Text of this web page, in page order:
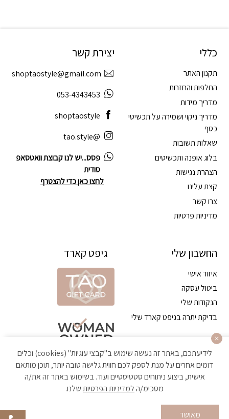
כללי
תקנון האתר
החלפות והחזרות
מדריך מידות
מדריך ניקוי ושמירה על תכשיטי
כסף
שאלות תשובות
בלוג אופנה ותכשיטים
הצהרת נגישות
קצת עלינו
צרו קשר
מדיניות פרטיות
החשבון שלי
איזור אישי
ביטול עסקה
הנקודות שלי
בדיקת יתרה בגיפט קארד שלי
יצירת קשר
shoptaostyle@gmail.com
053-4343453
shoptaostyle
@tao.style
פסס...יש לנו קבוצת וואטסאפ
סודית
לחצו כאן כדי להצטרף
גיפט קארד
הקניה באתר מאובטחת ועומדת בתקן האבטחה הגבוה ביותר
לידיעתכם, באתר זה נעשה שימוש ב"קבצי עוגיות" (cookies) וכלים
דומים אחרים על מנת לספק לכם חווית גלישה טובה יותר, תוכן מותאם
אישית, ביצוע ניתוחים סטטיסטיים ועוד. בשימוש באתר זה את/ה
מסכימ/הלמדיניות הפרטיותשלנו.
מאושר